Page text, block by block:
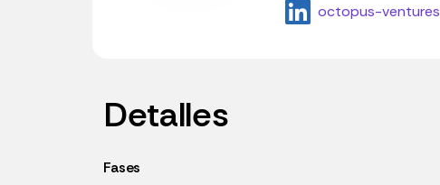
octopus-ventures
Detalles
Fases